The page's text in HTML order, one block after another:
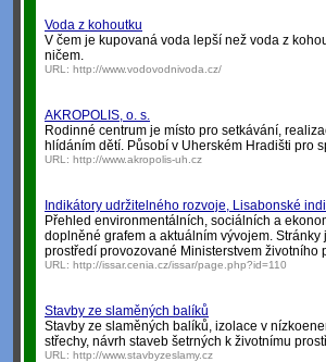
Voda z kohoutku
V čem je kupovaná voda lepší než voda z
ničem.
URL: http://www.vodovodnivoda.cz/
AKROPOLIS, o. s.
Rodinné centrum je místo pro setkávání,
hlídáním dětí. Působí v Uherském Hradišti pro
URL: http://www.akropolis-uh.cz
Indikátory udržitelného rozvoje, Lisabonské
Přehled environmentálních, sociálních a
doplněné grafem a aktuálním vývojem.
prostředí provozované Ministerstvem životního
URL: http://issar.cenia.cz/issar/page.php?id=110
Stavby ze slaměných balíků
Stavby ze slaměných balíků, izolace v
střechy, návrh staveb šetrných k životnímu
URL: http://www.stavbyzeslamy.cz